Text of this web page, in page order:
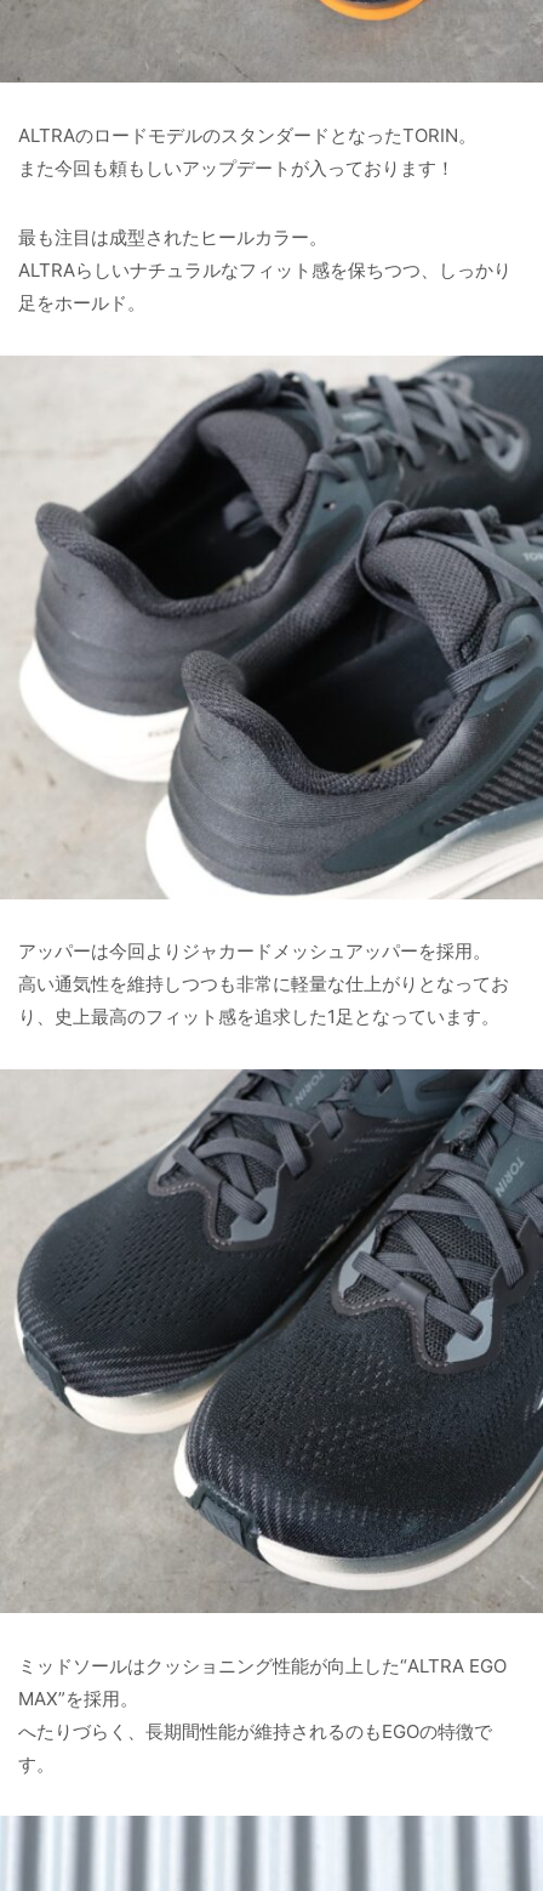
ALTRAのロードモデルのスタンダードとなったTORIN。
また今回も頼もしいアップデートが入っております！
最も注目は成型されたヒールカラー。
ALTRAらしいナチュラルなフィット感を保ちつつ、しっかり
足をホールド。
アッパーは今回よりジャカードメッシュアッパーを採用。
高い通気性を維持しつつも非常に軽量な仕上がりとなってお
り、史上最高のフィット感を追求した1足となっています。
ミッドソールはクッショニング性能が向上した“ALTRA EGO
MAX”を採用。
へたりづらく、長期間性能が維持されるのもEGOの特徴で
す。